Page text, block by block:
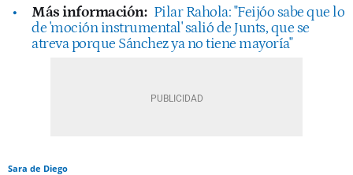
Más información: Pilar Rahola: "Feijóo sabe que lo
de 'moción instrumental' salió de Junts, que se
atreva porque Sánchez ya no tiene mayoría"
Sara de Diego